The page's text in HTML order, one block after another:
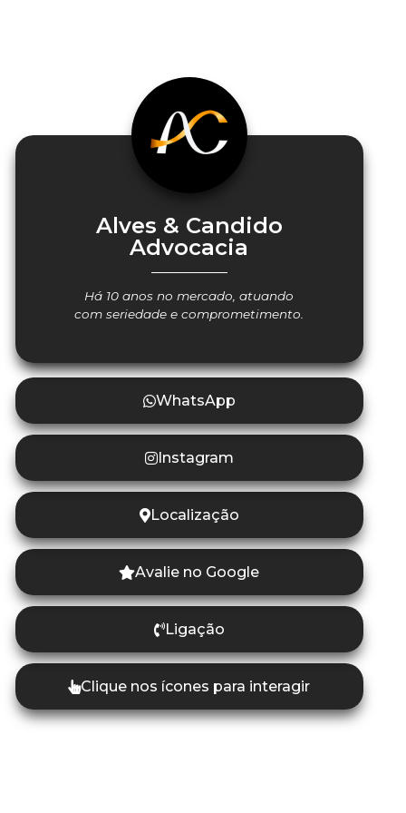
Alves & Candido
Advocacia
Há 10 anos no mercado, atuando
com seriedade e comprometimento.
WhatsApp
Instagram
Localização
Avalie no Google
Ligação
Clique nos ícones para interagir